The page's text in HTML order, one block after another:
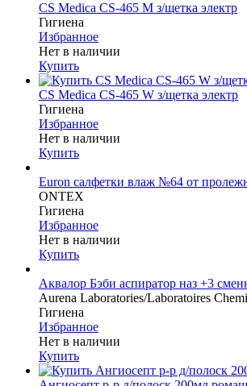
CS Medica CS-465 M з/щетка электр
Гигиена
Избранное
Нет в наличии
Купить
CS Medica CS-465 W з/щетка электр
Гигиена
Избранное
Нет в наличии
Купить
Euron салфетки влаж №64 от
ONTEX
Гигиена
Избранное
Нет в наличии
Купить
Аквалор Бэби аспиратор наз +3
Aurena Laboratories/Laboratoires
Гигиена
Избранное
Нет в наличии
Купить